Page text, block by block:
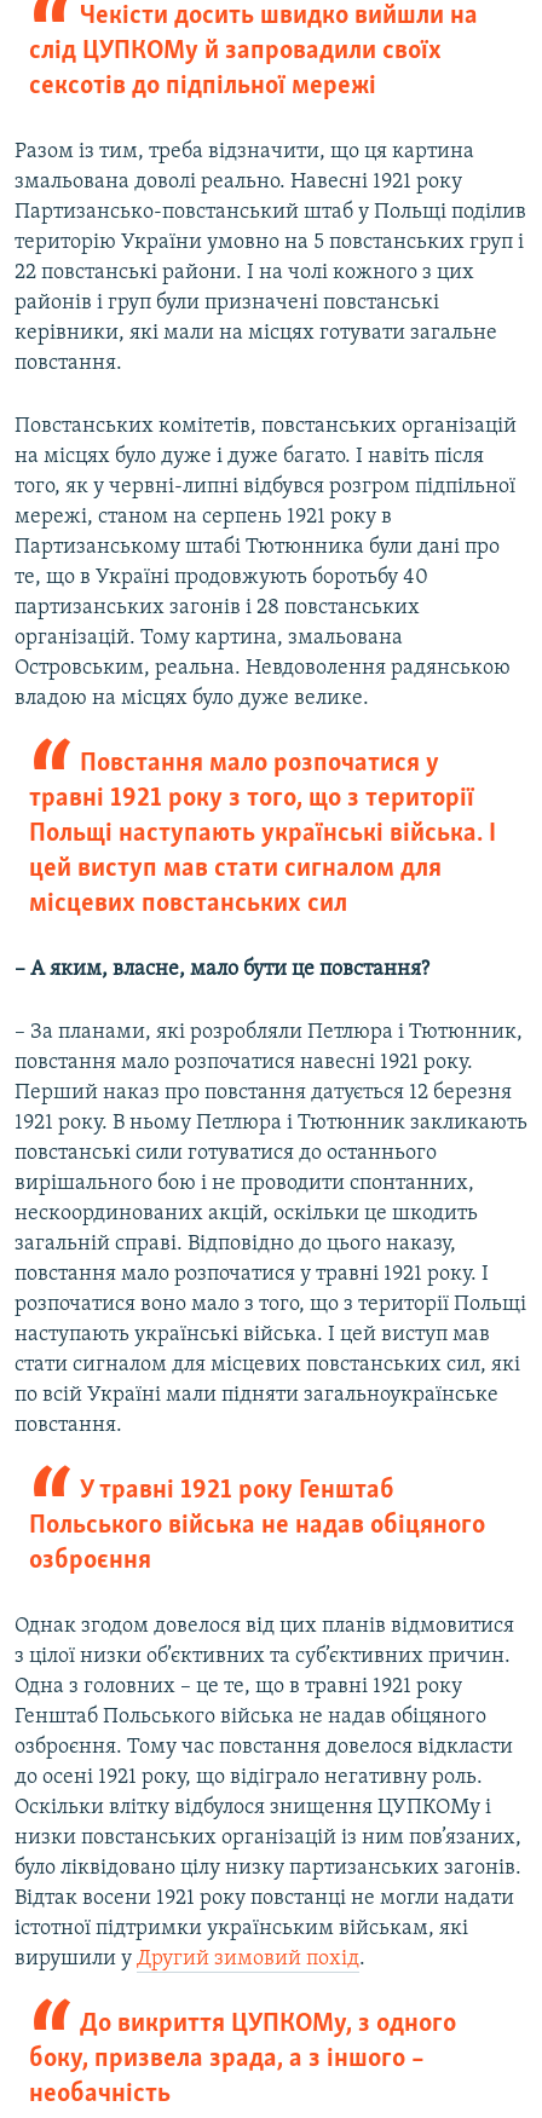
Чекісти досить швидко вийшли на
слід ЦУПКОМу й запровадили своїх
сексотів до підпільної мережі
Разом із тим, треба відзначити, що ця картина
змальована доволі реально. Навесні 1921 року
Партизансько-повстанський штаб у Польщі поділив
територію України умовно на 5 повстанських груп і
22 повстанські райони. І на чолі кожного з цих
районів і груп були призначені повстанські
керівники, які мали на місцях готувати загальне
повстання.
Повстанських комітетів, повстанських організацій
на місцях було дуже і дуже багато. І навіть після
того, як у червні-липні відбувся розгром підпільної
мережі, станом на серпень 1921 року в
Партизанському штабі Тютюнника були дані про
те, що в Україні продовжують боротьбу 40
партизанських загонів і 28 повстанських
організацій. Тому картина, змальована
Островським, реальна. Невдоволення радянською
владою на місцях було дуже велике.
Повстання мало розпочатися у
травні 1921 року з того, що з території
Польщі наступають українські війська. І
цей виступ мав стати сигналом для
місцевих повстанських сил
– А яким, власне, мало бути це повстання?
– За планами, які розробляли Петлюра і Тютюнник,
повстання мало розпочатися навесні 1921 року.
Перший наказ про повстання датується 12 березня
1921 року. В ньому Петлюра і Тютюнник закликають
повстанські сили готуватися до останнього
вирішального бою і не проводити спонтанних,
нескоординованих акцій, оскільки це шкодить
загальній справі. Відповідно до цього наказу,
повстання мало розпочатися у травні 1921 року. І
розпочатися воно мало з того, що з території Польщі
наступають українські війська. І цей виступ мав
стати сигналом для місцевих повстанських сил, які
по всій Україні мали підняти загальноукраїнське
повстання.
У травні 1921 року Генштаб
Польського війська не надав обіцяного
озброєння
Однак згодом довелося від цих планів відмовитися
з цілої низки об’єктивних та суб’єктивних причин.
Одна з головних – це те, що в травні 1921 року
Генштаб Польського війська не надав обіцяного
озброєння. Тому час повстання довелося відкласти
до осені 1921 року, що відіграло негативну роль.
Оскільки влітку відбулося знищення ЦУПКОМу і
низки повстанських організацій із ним пов’язаних,
було ліквідовано цілу низку партизанських загонів.
Відтак восени 1921 року повстанці не могли надати
істотної підтримки українським військам, які
вирушили у Другий зимовий похід.
До викриття ЦУПКОМу, з одного
боку, призвела зрада, а з іншого –
необачність